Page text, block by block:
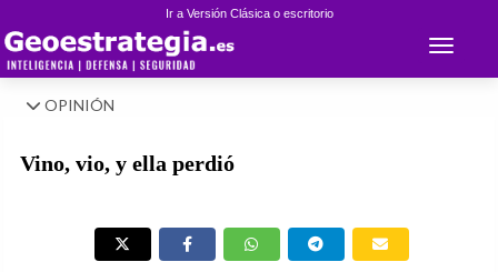
Ir a Versión Clásica o escritorio
Toggle
OPINIÓN
Vino, vio, y ella perdió